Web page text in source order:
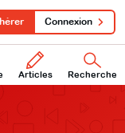
Articles Recherche
Connexion